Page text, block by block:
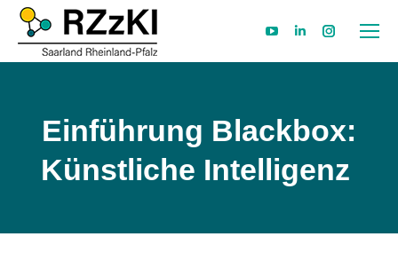
page
in
new
window
Linkedin
page
new
window
Instagram
page
new
window
Einführung Blackbox:
Künstliche Intelligenz